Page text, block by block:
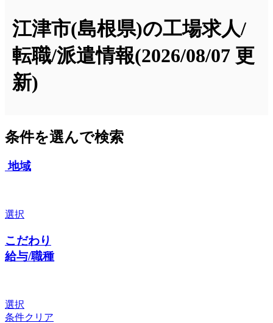
江津市(島根県)の工場求人/
転職/派遣情報(2026/08/07 更
新)
条件を選んで検索
地域
選択
こだわり
給与/職種
選択
条件クリア